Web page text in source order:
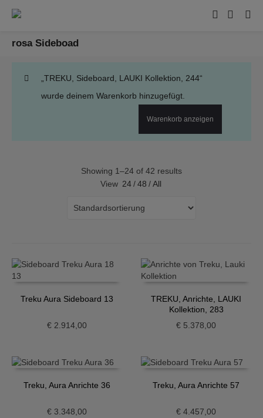
rosa Sideboad
„TREKU, Sideboard, LAUKI Kollektion, 244“
wurde deinem Warenkorb hinzugefügt.
Warenkorb anzeigen
Showing 1–24 of 42 results
View 24 / 48 / All
Treku Aura Sideboard 13
€2.914,00
TREKU, Anrichte, LAUKI
Kollektion, 283
€ 5.378,00
Treku, Aura Anrichte 36
€3.348,00
Treku, Aura Anrichte 57
€ 4.457,00